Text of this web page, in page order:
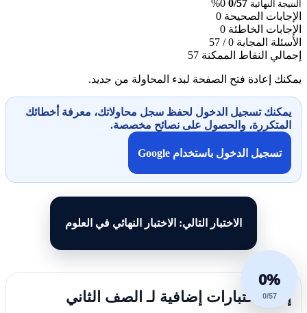
النتيجة النهائية 0/57
0%
الإجابات الصحيحة 0
الإجابات الخاطئة 0
الأسئلة المجابة 0 / 57
إجمالي النقاط الممكنة 57
يمكنك إعادة فتح الصفحة لبدء المحاولة من جديد.
يمكنك تسجيل الدخول لحفظ سجل محاولاتك، معرفة أخطائك
المتكررة، والحصول على نصائح مخصصة.
تسجيل الدخول باستخدام Google
الاختبار التالي: الاختبار النهائي في العلوم
0%
0/57
إليك اختبارات إضافية لـ الصف الثاني